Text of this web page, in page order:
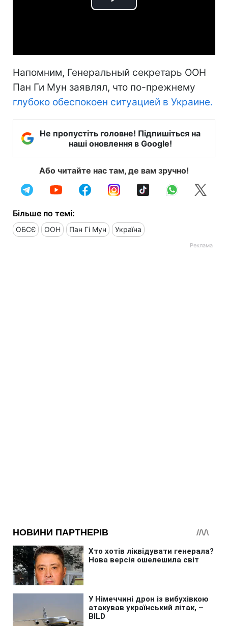
Play
Напомним, Генеральный секретарь ООН
Пан Ги Мун заявлял, что по-прежнему
глубоко обеспокоен ситуацией в Украине.
Не пропустіть головне! Підпишіться на
наші оновлення в Google!
Або читайте нас там, де вам зручно!
Більше по темі:
ОБСЄ ООН Пан Гі Мун Україна